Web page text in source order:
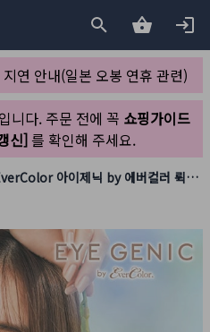
연 안내(일본 오봉 연휴 관련)
니다. 주문 전에 꼭 쇼핑가이드
신]를 확인해 주세요.
EYEGENIC by EverColor 아이제닉 by 에버컬러 뤽스베이지(1박스 1개들이)